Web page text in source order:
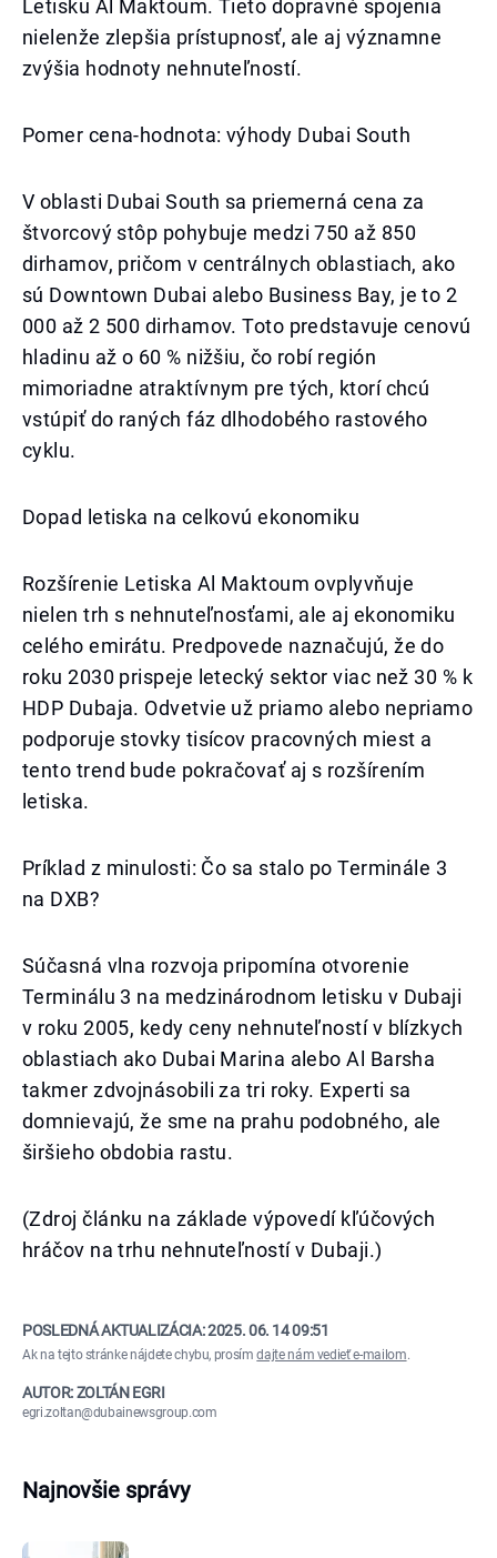
Letisku Al Maktoum. Tieto dopravné spojenia
nielenže zlepšia prístupnosť, ale aj významne
zvýšia hodnoty nehnuteľností.
Pomer cena-hodnota: výhody Dubai South
V oblasti Dubai South sa priemerná cena za
štvorcový stôp pohybuje medzi 750 až 850
dirhamov, pričom v centrálnych oblastiach, ako
sú Downtown Dubai alebo Business Bay, je to 2
000 až 2 500 dirhamov. Toto predstavuje cenovú
hladinu až o 60 % nižšiu, čo robí región
mimoriadne atraktívnym pre tých, ktorí chcú
vstúpiť do raných fáz dlhodobého rastového
cyklu.
Dopad letiska na celkovú ekonomiku
Rozšírenie Letiska Al Maktoum ovplyvňuje
nielen trh s nehnuteľnosťami, ale aj ekonomiku
celého emirátu. Predpovede naznačujú, že do
roku 2030 prispeje letecký sektor viac než 30 % k
HDP Dubaja. Odvetvie už priamo alebo nepriamo
podporuje stovky tisícov pracovných miest a
tento trend bude pokračovať aj s rozšírením
letiska.
Príklad z minulosti: Čo sa stalo po Terminále 3
na DXB?
Súčasná vlna rozvoja pripomína otvorenie
Terminálu 3 na medzinárodnom letisku v Dubaji
v roku 2005, kedy ceny nehnuteľností v blízkych
oblastiach ako Dubai Marina alebo Al Barsha
takmer zdvojnásobili za tri roky. Experti sa
domnievajú, že sme na prahu podobného, ale
širšieho obdobia rastu.
(Zdroj článku na základe výpovedí kľúčových
hráčov na trhu nehnuteľností v Dubaji.)
POSLEDNÁ AKTUALIZÁCIA:2025. 06. 14 09:51
Ak na tejto stránke nájdete chybu, prosímdajte nám vedieť e-mailom.
AUTOR: ZOLTÁN EGRI
egri.zoltan@dubainewsgroup.com
Najnovšie správy